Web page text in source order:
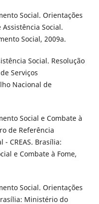
Social. Orientações
Social.
Social, 2009a.
Social. Resolução
Serviços
Nacional de
Social e Combate à
de Referência
- CREAS. Brasília:
e Combate à Fome,
Social. Orientações
Ministério do